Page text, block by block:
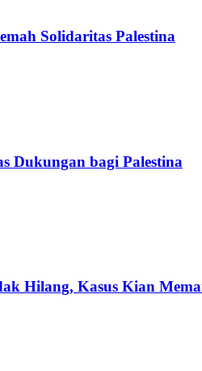
Solidaritas Palestina
Dukungan bagi Palestina
Hilang, Kasus Kian